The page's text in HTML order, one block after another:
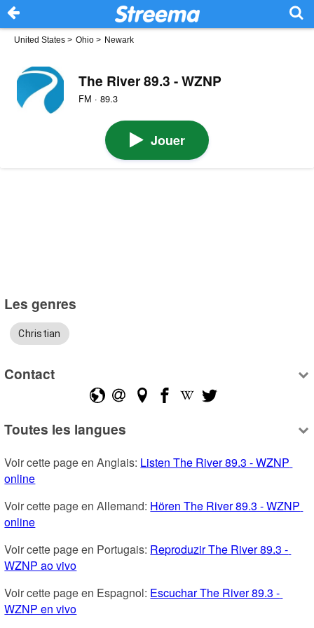
United States > Ohio > Newark
The River 89.3 - WZNP
FM · 89.3
Jouer
Les genres
Christian
Contact
Toutes les langues
Voir cette page en Anglais: Listen The River 89.3 - WZNP
online
Voir cette page en Allemand: Hören The River 89.3 - WZNP
online
Voir cette page en Portugais: Reproduzir The River 89.3 -
WZNP ao vivo
Voir cette page en Espagnol: Escuchar The River 89.3 -
WZNP en vivo